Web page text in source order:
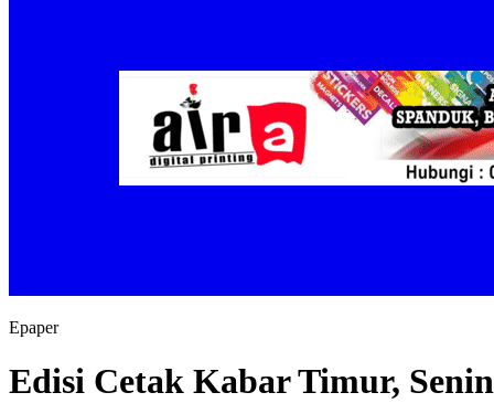
Epaper
Edisi Cetak Kabar Timur,